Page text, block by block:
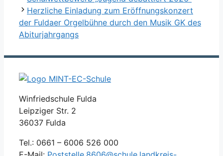
Herzliche Einladung zum Eröffnungskonzert
der Fuldaer Orgelbühne durch den Musik GK des
Abiturjahrgangs
Winfriedschule Fulda
Leipziger Str. 2
36037 Fulda
Tel.: 0661 – 6006 526 000